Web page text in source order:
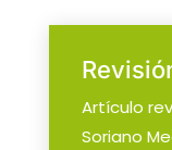
Artículo
Soriano